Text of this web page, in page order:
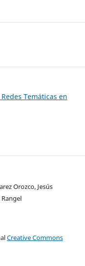
Temáticas en
Orozco, Jesús
Creative Commons